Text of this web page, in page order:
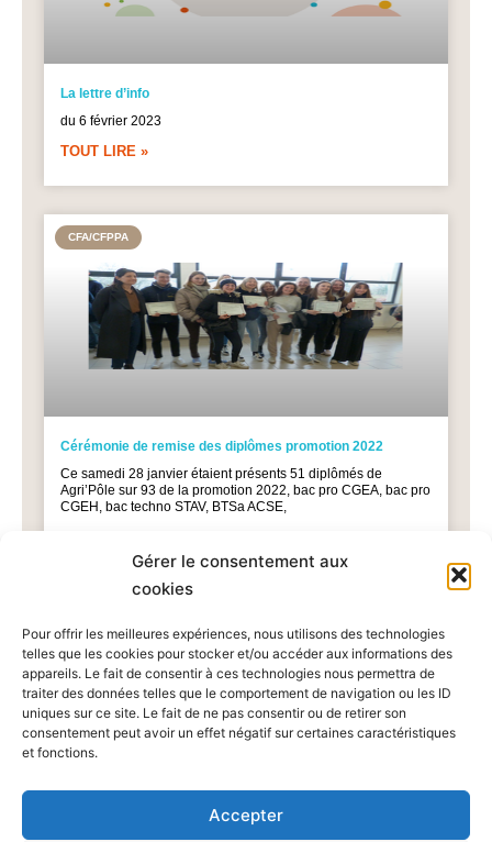
Gérer le consentement aux
cookies
Pour offrir les meilleures expériences, nous utilisons des technologies
telles que les cookies pour stocker et/ou accéder aux informations des
appareils. Le fait de consentir à ces technologies nous permettra de
traiter des données telles que le comportement de navigation ou les ID
uniques sur ce site. Le fait de ne pas consentir ou de retirer son
consentement peut avoir un effet négatif sur certaines caractéristiques
et fonctions.
Accepter
La lettre d’info
du 6 février 2023
TOUT LIRE »
CFA/CFPPA
Cérémonie de remise des diplômes promotion 2022
Ce samedi 28 janvier étaient présents 51 diplômés de
Agri’Pôle sur 93 de la promotion 2022, bac pro CGEA, bac pro
CGEH, bac techno STAV, BTSa ACSE,
Agri’Pôle
400 route de Fougères- 50600 Les Loges-Marchis